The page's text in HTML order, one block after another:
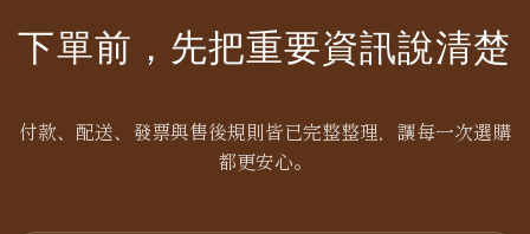
下單前，先把重要資訊說清楚
付款、配送、發票與售後規則皆已完整整理，讓每一次選購
都更安心。